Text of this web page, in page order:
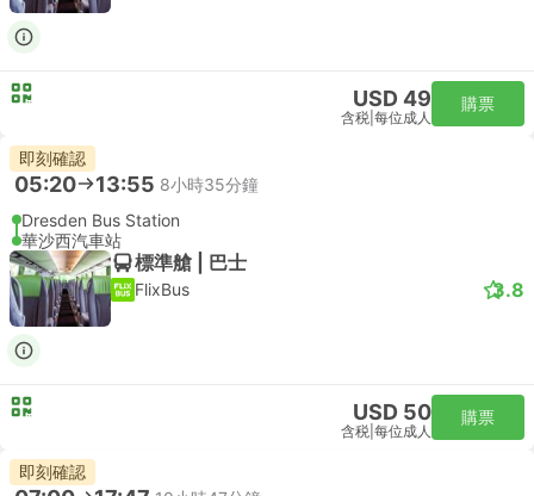
USD 49
含税 每位成人
購票
即刻確認
05:20 13:55 8小時35分鐘
Dresden Bus Station
華沙西汽車站
標準艙 | 巴士
FlixBus 3.8
USD 50
含税 每位成人
購票
即刻確認